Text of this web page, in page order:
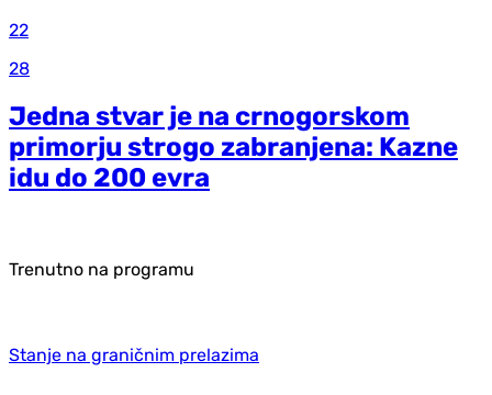
22
28
Jedna stvar je na crnogorskom
primorju strogo zabranjena: Kazne
idu do 200 evra
Trenutno na programu
Stanje na graničnim prelazima